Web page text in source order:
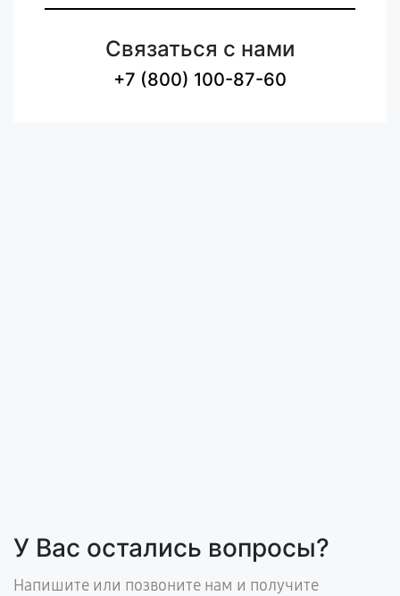
Связаться с нами
+7 (800) 100-87-60
У Вас остались вопросы?
Напишите или позвоните нам и получите